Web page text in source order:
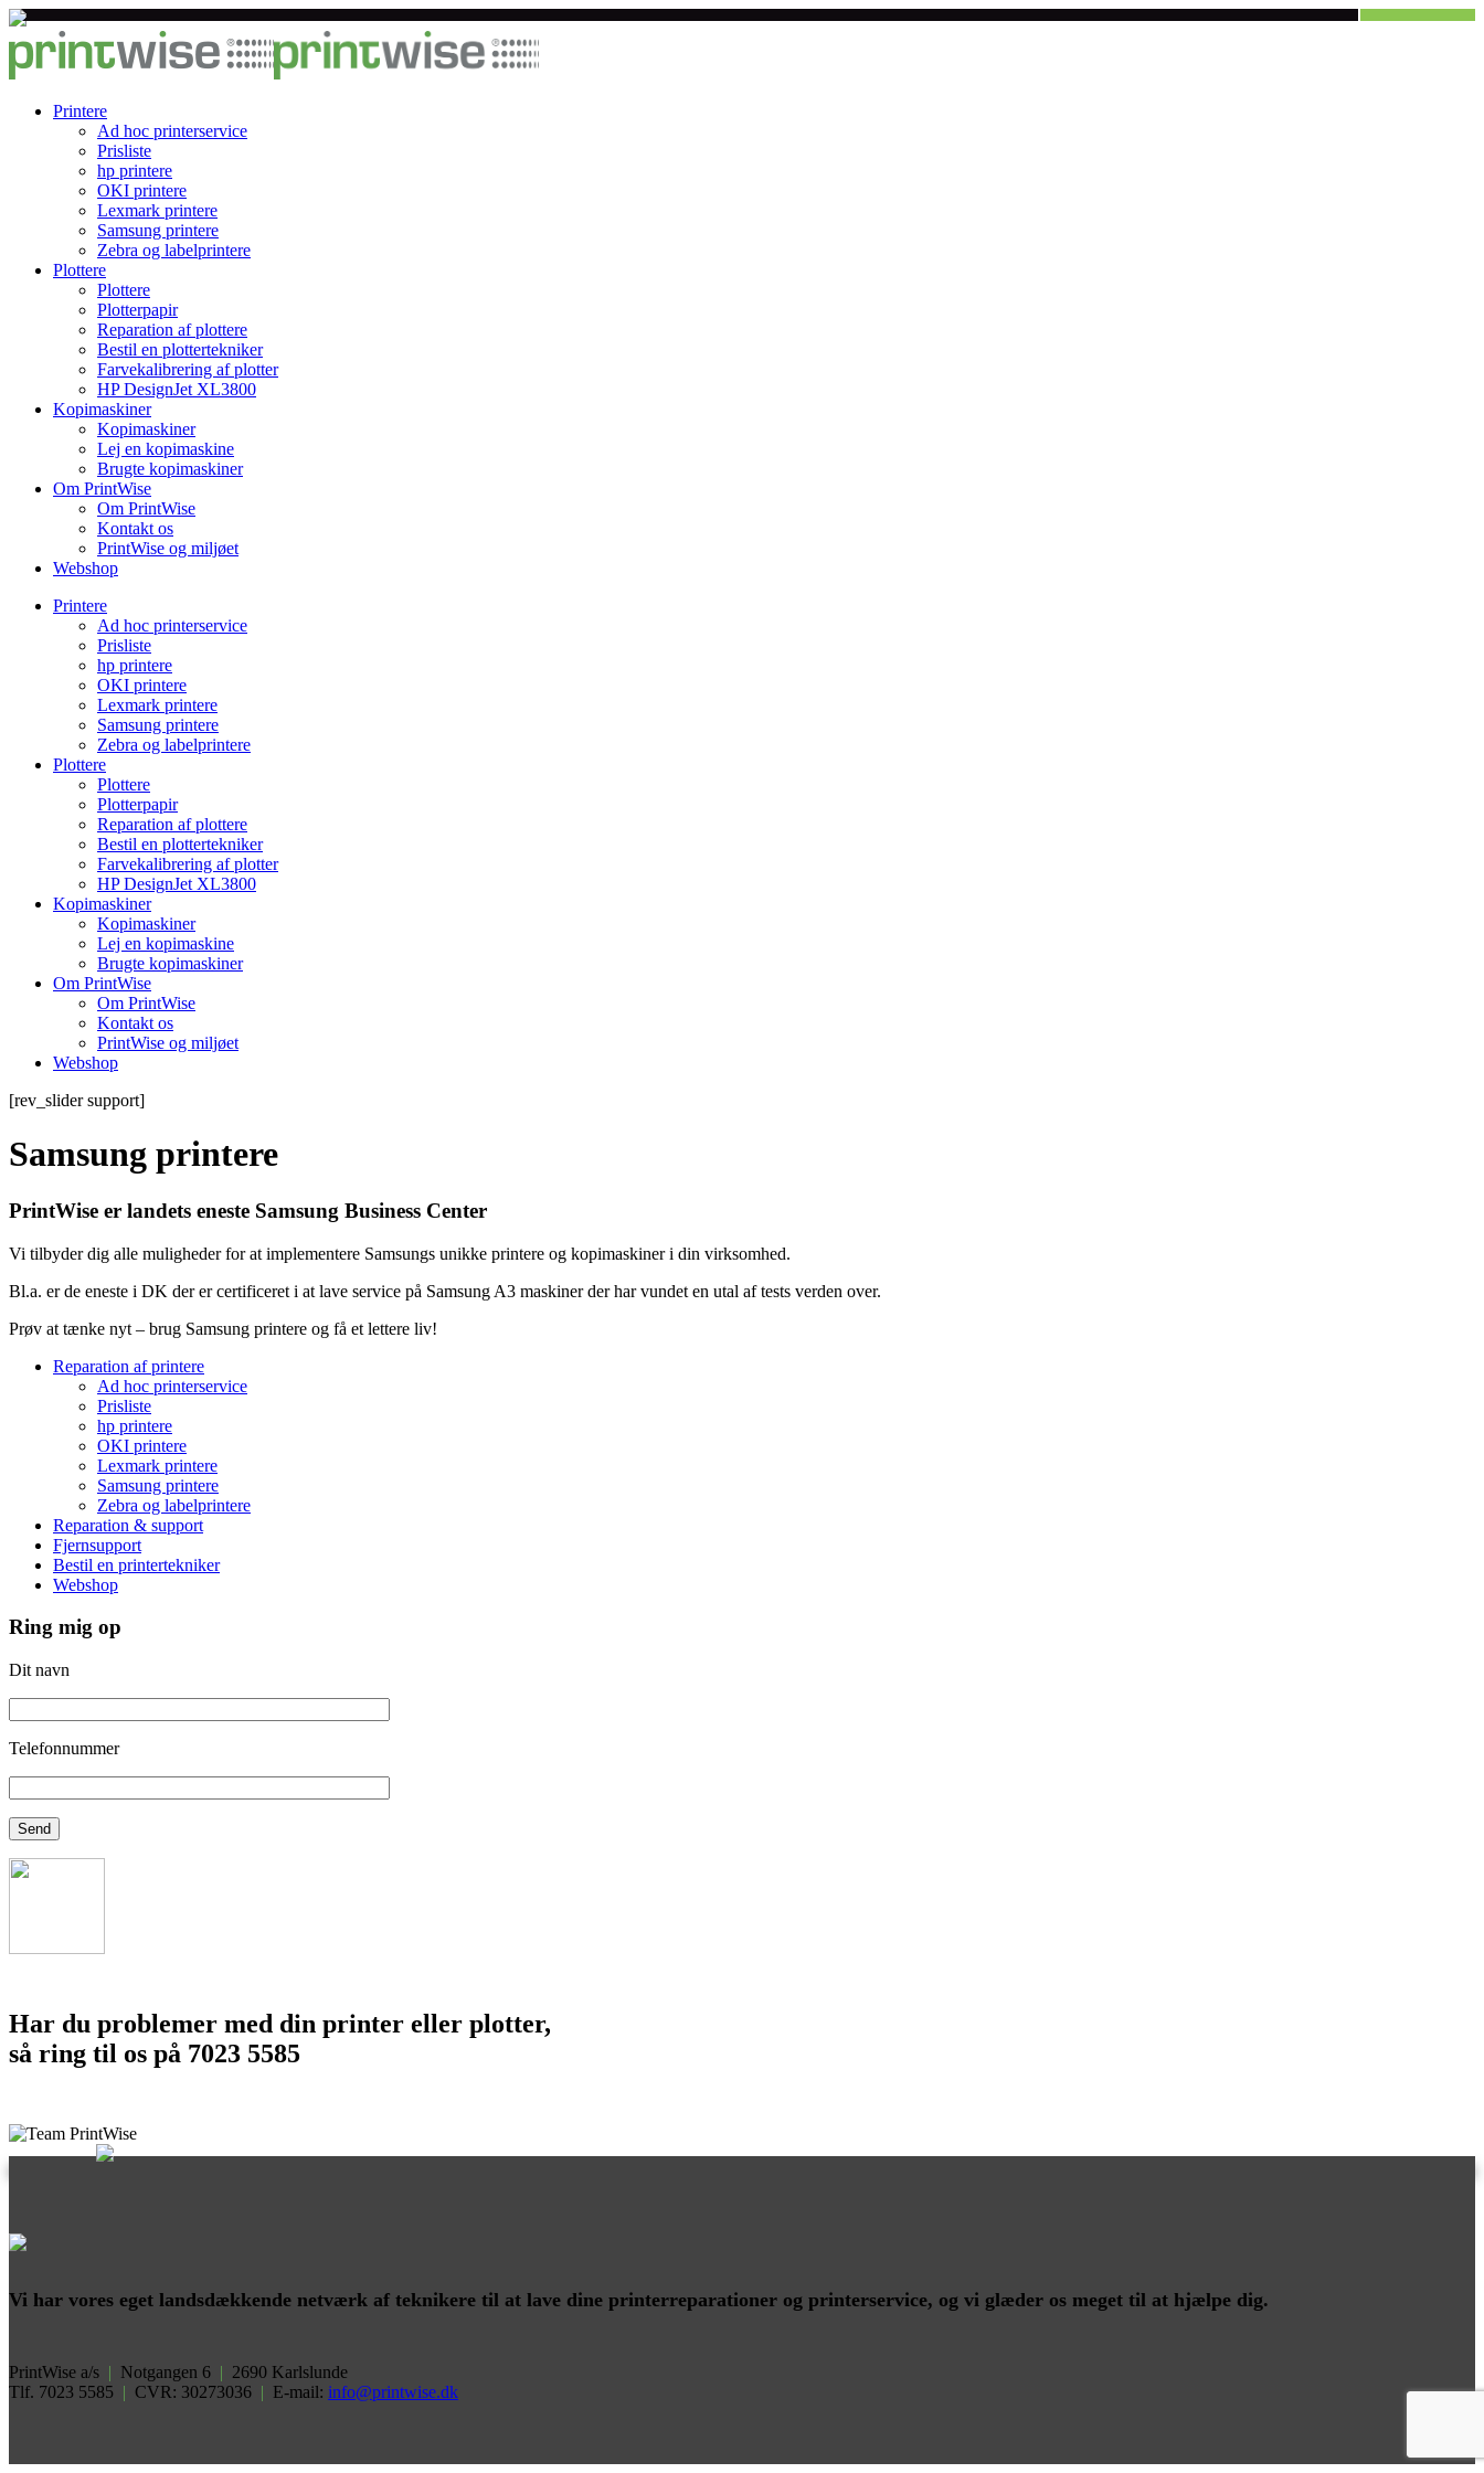
Printere
Ad hoc printerservice
Prisliste
hp printere
OKI printere
Lexmark printere
Samsung printere
Zebra og labelprintere
Plottere
Plottere
Plotterpapir
Reparation af plottere
Bestil en plottertekniker
Farvekalibrering af plotter
HP DesignJet XL3800
Kopimaskiner
Kopimaskiner
Lej en kopimaskine
Brugte kopimaskiner
Om PrintWise
Om PrintWise
Kontakt os
PrintWise og miljøet
Webshop
Printere
Ad hoc printerservice
Prisliste
hp printere
OKI printere
Lexmark printere
Samsung printere
Zebra og labelprintere
Plottere
Plottere
Plotterpapir
Reparation af plottere
Bestil en plottertekniker
Farvekalibrering af plotter
HP DesignJet XL3800
Kopimaskiner
Kopimaskiner
Lej en kopimaskine
Brugte kopimaskiner
Om PrintWise
Om PrintWise
Kontakt os
PrintWise og miljøet
Webshop
[rev_slider support]
Samsung printere
PrintWise er landets eneste Samsung Business Center
Vi tilbyder dig alle muligheder for at implementere Samsungs unikke printere og kopimaskiner i din virksomhed.
Bl.a. er de eneste i DK der er certificeret i at lave service på Samsung A3 maskiner der har vundet en utal af tests verden over.
Prøv at tænke nyt – brug Samsung printere og få et lettere liv!
Reparation af printere
Ad hoc printerservice
Prisliste
hp printere
OKI printere
Lexmark printere
Samsung printere
Zebra og labelprintere
Reparation & support
Fjernsupport
Bestil en printertekniker
Webshop
Ring mig op
Dit navn
Telefonnummer
Har du problemer med din printer eller plotter,
så ring til os på 7023 5585
Vi har vores eget landsdækkende netværk af teknikere til at lave dine printerreparationer og printerservice, og vi glæder os meget til at hjælpe dig.
PrintWise a/s | Notgangen 6 | 2690 Karlslunde
Tlf. 7023 5585 | CVR: 30273036 | E-mail: info@printwise.dk